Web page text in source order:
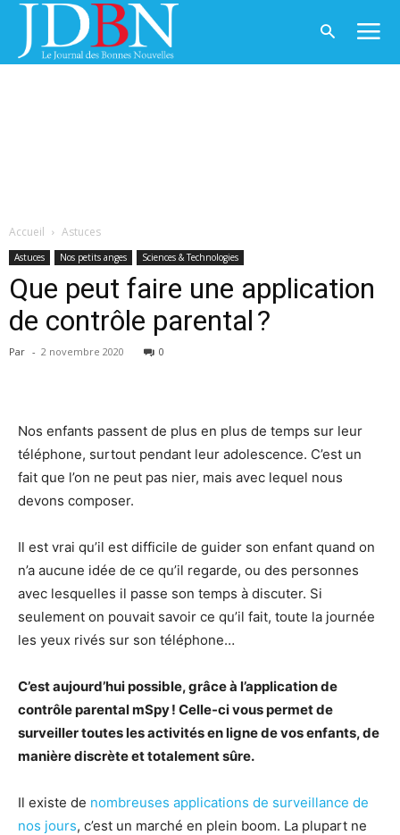
Accueil Astuces
Astuces Nos petits anges Sciences & Technologies
Que peut faire une application
de contrôle parental ?
Par - 2 novembre 2020 0
Nos enfants passent de plus en plus de temps sur leur
téléphone, surtout pendant leur adolescence. C’est un
fait que l’on ne peut pas nier, mais avec lequel nous
devons composer.
Il est vrai qu’il est difficile de guider son enfant quand on
n’a aucune idée de ce qu’il regarde, ou des personnes
avec lesquelles il passe son temps à discuter. Si
seulement on pouvait savoir ce qu’il fait, toute la journée
les yeux rivés sur son téléphone…
C’est aujourd’hui possible, grâce à l’application de
contrôle parental mSpy ! Celle-ci vous permet de
surveiller toutes les activités en ligne de vos enfants, de
manière discrète et totalement sûre.
Il existe de nombreuses applications de surveillance de
nos jours, c’est un marché en plein boom. La plupart ne